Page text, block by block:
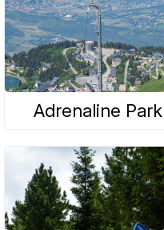
Adrenaline